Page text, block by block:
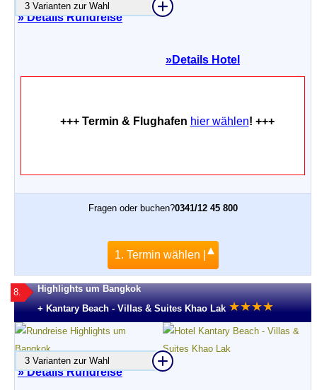
» Details Rundreise
3 Varianten zur Wahl
»Details Hotel
+++ Termin & Flughafen hier wählen! +++
Fragen oder buchen?0341/12 45 800
1. Termin wählen |
8.
Highlights um Bangkok
+ Kantary Beach - Villas & Suites Khao Lak ★★★★
» Details Rundreise
3 Varianten zur Wahl